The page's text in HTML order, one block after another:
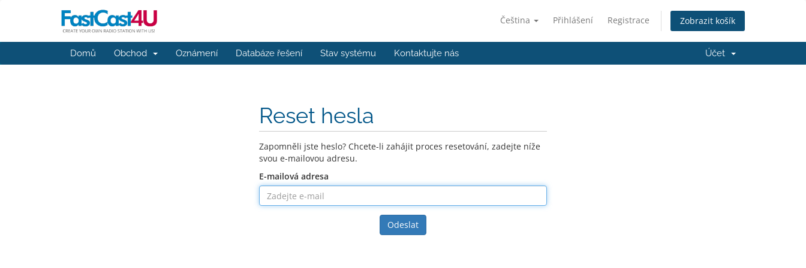
Čeština Přihlášení Registrace Zobrazit košík
Domů Obchod Oznámení Databáze řešení Stav systému Kontaktujte nás Účet
Reset hesla
Zapomněli jste heslo? Chcete-li zahájit proces resetování, zadejte níže
svou e-mailovou adresu.
E-mailová adresa
Odeslat